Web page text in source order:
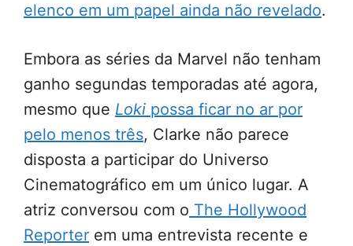
elenco em um papel ainda não revelado.
Embora as séries da Marvel não tenham
ganho segundas temporadas até agora,
mesmo que Loki possa ficar no ar por
pelo menos três, Clarke não parece
disposta a participar do Universo
Cinematográfico em um único lugar. A
atriz conversou com o The Hollywood
Reporter em uma entrevista recente e